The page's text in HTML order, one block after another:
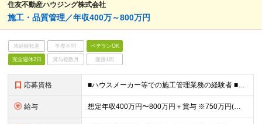
住友不動産ハウジング株式会社
施⼯・品質管理／年収400万～800万円
未経験歓迎 学歴不問 ベテランOK
完全週休2日 賞与複数月 面接1回
応募資格 ■ハウスメーカー等での施工管理業務の経験者 ■要 普通運転免許（AT限定可）
給与 想定年収400万円〜800万円＋賞与 ※750万円(⾸都圏・東海圏・大阪・兵庫のみ)、800万円(東京エリアのみ) ※経験、スキルに応じて決定します ※固定残業手当（40時間分／月7万9100円～）